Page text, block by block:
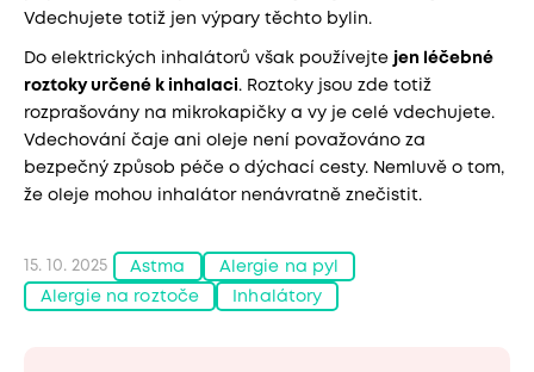
Vdechujete totiž jen výpary těchto bylin.
Do elektrických inhalátorů však používejte jen léčebné
roztoky určené k inhalaci. Roztoky jsou zde totiž
rozprašovány na mikrokapičky a vy je celé vdechujete.
Vdechování čaje ani oleje není považováno za
bezpečný způsob péče o dýchací cesty. Nemluvě o tom,
že oleje mohou inhalátor nenávratně znečistit.
15. 10. 2025 Astma Alergie na pyl
Alergie na roztoče Inhalátory